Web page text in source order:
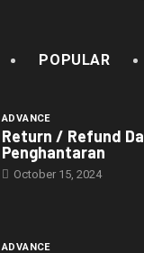
POPULAR
ADVANCE
Return / Refund
Penghantaran
October 15, 2024
ADVANCE